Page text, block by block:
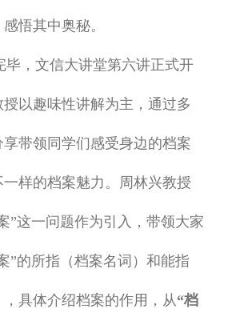
悟其中奥秘。
毕，文信大讲堂第六讲正式开
以趣味性讲解为主，通过多
带领同学们感受身边的档案
样的档案魅力。周林兴教授
”这一问题作为引入，带领大家
”的所指（档案名词）和能指
，具体介绍档案的作用，从“档